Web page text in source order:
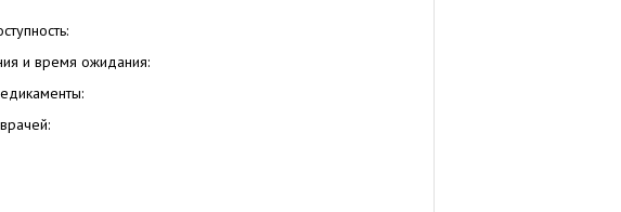
и время ожидания: